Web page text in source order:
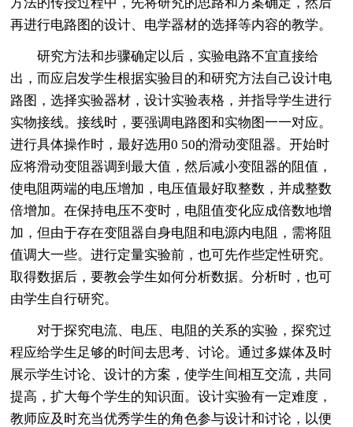
再进行电路图的设计、电学器材的选择等内容的教学。
研究方法和步骤确定以后，实验电路不宜直接给
出，而应启发学生根据实验目的和研究方法自己设计电
路图，选择实验器材，设计实验表格，并指导学生进行
实物接线。接线时，要强调电路图和实物图一一对应。
进行具体操作时，最好选用0 50的滑动变阻器。开始时
应将滑动变阻器调到最大值，然后减小变阻器的阻值，
使电阻两端的电压增加，电压值最好取整数，并成整数
倍增加。在保持电压不变时，电阻值变化应成倍数地增
加，但由于存在变阻器自身电阻和电源内电阻，需将阻
值调大一些。进行定量实验前，也可先作些定性研究。
取得数据后，要教会学生如何分析数据。分析时，也可
由学生自行研究。
对于探究电流、电压、电阻的关系的实验，探究过
程应给学生足够的时间去思考、讨论。通过多媒体及时
展示学生讨论、设计的方案，使学生间相互交流，共同
提高，扩大每个学生的知识面。设计实验有一定难度，
教师应及时充当优秀学生的角色参与设计和讨论，以便